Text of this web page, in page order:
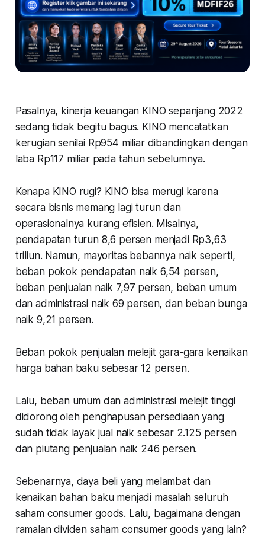
Pasalnya, kinerja keuangan KINO sepanjang 2022
sedang tidak begitu bagus. KINO mencatatkan
kerugian senilai Rp954 miliar dibandingkan dengan
laba Rp117 miliar pada tahun sebelumnya.
Kenapa KINO rugi? KINO bisa merugi karena
secara bisnis memang lagi turun dan
operasionalnya kurang efisien. Misalnya,
pendapatan turun 8,6 persen menjadi Rp3,63
triliun. Namun, mayoritas bebannya naik seperti,
beban pokok pendapatan naik 6,54 persen,
beban penjualan naik 7,97 persen, beban umum
dan administrasi naik 69 persen, dan beban bunga
naik 9,21 persen.
Beban pokok penjualan melejit gara-gara kenaikan
harga bahan baku sebesar 12 persen.
Lalu, beban umum dan administrasi melejit tinggi
didorong oleh penghapusan persediaan yang
sudah tidak layak jual naik sebesar 2.125 persen
dan piutang penjualan naik 246 persen.
Sebenarnya, daya beli yang melambat dan
kenaikan bahan baku menjadi masalah seluruh
saham consumer goods. Lalu, bagaimana dengan
ramalan dividen saham consumer goods yang lain?